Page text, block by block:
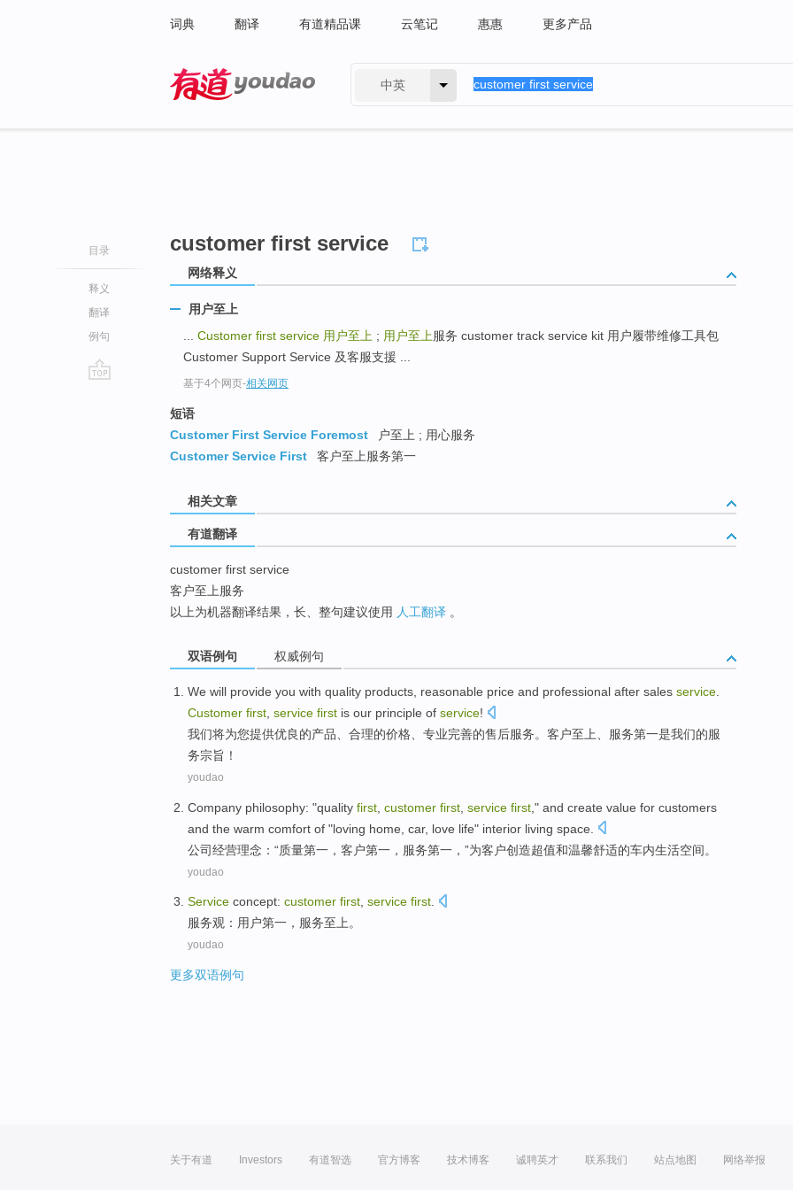
词典 翻译 有道精品课 云笔记 惠惠 更多产品
中英
目录
释义
翻译
例句
customer first service
网络释义
用户至上
Customer first service 用户至上 ; 用户至上服务 customer track service kit 用户履带维修工具包
Customer Support Service 及客服支援 ...
基于4个网页-相关网页
短语
Customer First Service Foremost
户至上 ; 用心服务
Customer Service First
客户至上服务第一
相关文章
有道翻译
customer first service
客户至上服务
以上为机器翻译结果，长、整句建议使用 人工翻译 。
双语例句 权威例句
We will provide you with quality products reasonable price and professional after sales service
Customer first service first is our principle of service!
我们将为您提供优良的产品 合理的价格 专业完善的售后服务。 客户至上 、服务第一是我们的服
务宗旨 ！
youdao
Company philosophy: "quality first customer first service first ," and create value for customers
and the warm comfort of "loving home, car, love life" interior living space
公司经营理念 ：“质量第一 ， 客户第一， 服务第一，”为客户创造超值和温馨舒适的车内生活空间。
youdao
Service concept: customer first, service first.
服务观 ： 用户第一 ， 服务至上。
youdao
更多双语例句
关于有道 Investors 有道智选 官方博客 技术博客 诚聘英才 联系我们 站点地图 网络举报